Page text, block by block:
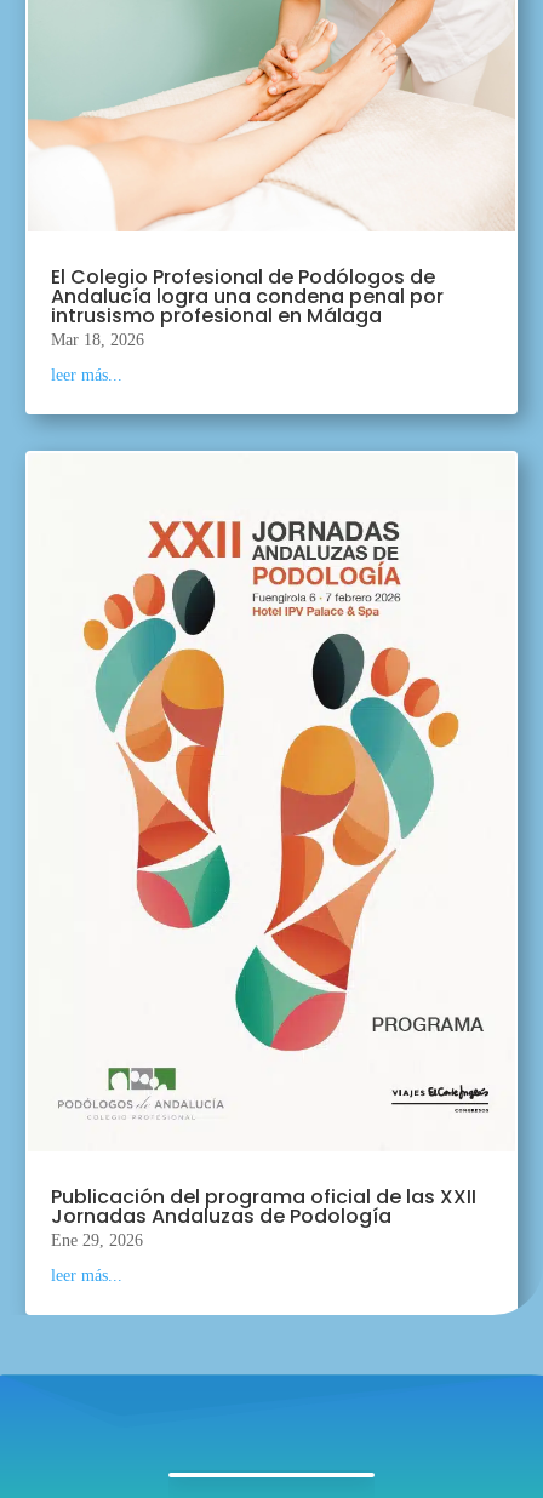
El Colegio Profesional de Podólogos de
Andalucía logra una condena penal por
intrusismo profesional en Málaga
Mar 18, 2026
leer más...
Publicación del programa oficial de las XXII
Jornadas Andaluzas de Podología
Ene 29, 2026
leer más...